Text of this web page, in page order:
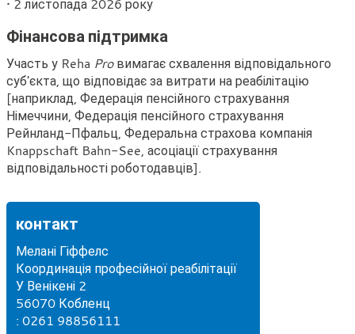
• 2 листопада 2026 року
Фінансова підтримка
Участь у Reha Proвимагає схвалення відповідального
суб'єкта, що відповідає за витрати на реабілітацію
[наприклад, Федерація пенсійного страхування
Німеччини, Федерація пенсійного страхування
Рейнланд-Пфальц, Федеральна страхова компанія
Knappschaft Bahn-See, асоціації страхування
відповідальності роботодавців].
контакт
Мелані Гіффелс
Координація професійної реабілітації
У Венікені 2
56070 Кобленц
Т
: 0261 98856111